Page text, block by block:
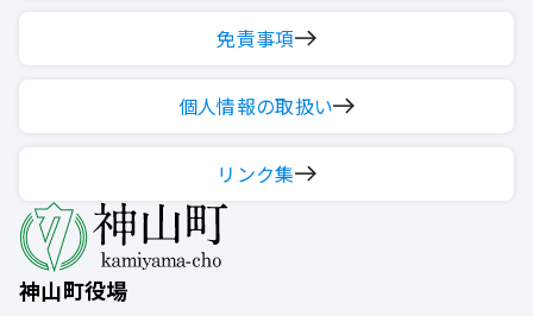
神山町役場
免責事項
個人情報の取扱い
リンク集